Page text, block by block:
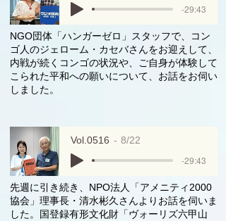
-29:43
NGO団体「ハンガーゼロ」スタッフで、コン
ゴ人のジェローム・カセバさんをお迎えして、
内戦が続くコンゴの状況や、ご自身が体験して
こられた平和への願いについて、お話をお伺い
しました。
Vol.0516 8/22
-29:43
先週に引き続き、NPO法人「アメニティ2000
協会」理事長・清水彬久さんよりお話を伺いま
した。国登録有形文化財「ヴォーリズ六甲山